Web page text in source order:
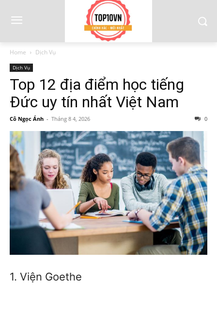
Home Dịch Vụ
Dịch Vụ
Top 12 địa điểm học tiếng
Đức uy tín nhất Việt Nam
Cô Ngọc Ánh - Tháng 8 4, 2026 0
1. Viện Goethe